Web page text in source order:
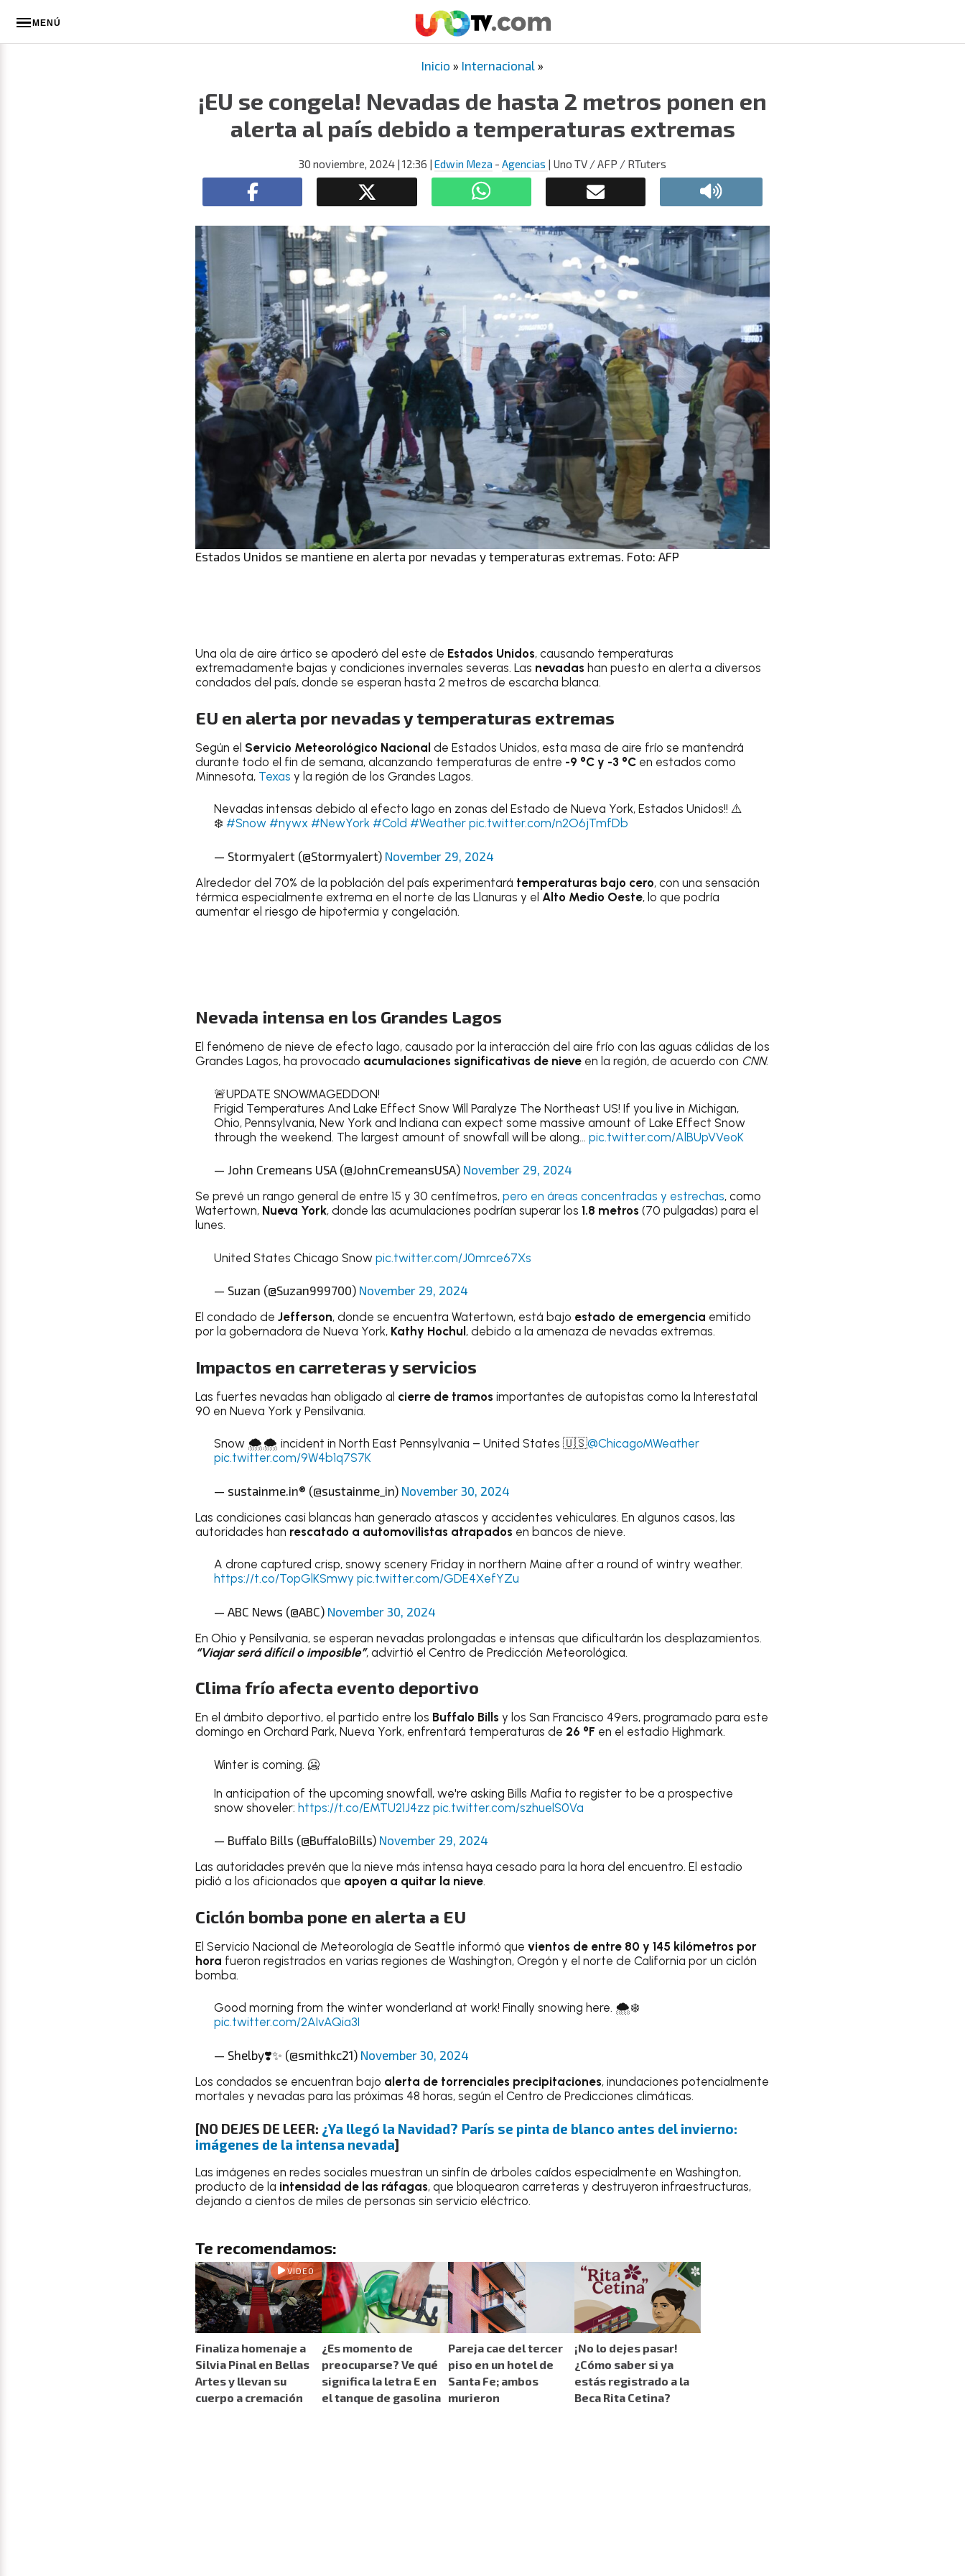
MENÚ
Inicio » Internacional »
¡EU se congela! Nevadas de hasta 2 metros ponen en
alerta al país debido a temperaturas extremas
30 noviembre, 2024 | 12:36 | Edwin Meza - Agencias | Uno TV / AFP / RTuters
Estados Unidos se mantiene en alerta por nevadas y temperaturas extremas. Foto: AFP
Una ola de aire ártico se apoderó del este de Estados Unidos, causando temperaturas
extremadamente bajas y condiciones invernales severas. Las nevadas han puesto en alerta a diversos
condados del país, donde se esperan hasta 2 metros de escarcha blanca.
EU en alerta por nevadas y temperaturas extremas
Según el Servicio Meteorológico Nacional de Estados Unidos, esta masa de aire frío se mantendrá
durante todo el fin de semana, alcanzando temperaturas de entre -9 °C y -3 °C en estados como
Minnesota, Texas y la región de los Grandes Lagos.
Nevadas intensas debido al efecto lago en zonas del Estado de Nueva York, Estados Unidos!! ⚠️
❄️ #Snow #nywx #NewYork #Cold #Weather pic.twitter.com/n2O6jTmfDb
— Stormyalert (@Stormyalert) November 29, 2024
Alrededor del 70% de la población del país experimentará temperaturas bajo cero, con una sensación
térmica especialmente extrema en el norte de las Llanuras y el Alto Medio Oeste, lo que podría
aumentar el riesgo de hipotermia y congelación.
Nevada intensa en los Grandes Lagos
El fenómeno de nieve de efecto lago, causado por la interacción del aire frío con las aguas cálidas de los
Grandes Lagos, ha provocado acumulaciones significativas de nieve en la región, de acuerdo con CNN.
🚨UPDATE SNOWMAGEDDON!
Frigid Temperatures And Lake Effect Snow Will Paralyze The Northeast US! If you live in Michigan,
Ohio, Pennsylvania, New York and Indiana can expect some massive amount of Lake Effect Snow
through the weekend. The largest amount of snowfall will be along… pic.twitter.com/AlBUpVVeoK
— John Cremeans USA (@JohnCremeansUSA) November 29, 2024
Se prevé un rango general de entre 15 y 30 centímetros, pero en áreas concentradas y estrechas, como
Watertown, Nueva York, donde las acumulaciones podrían superar los 1.8 metros (70 pulgadas) para el
lunes.
United States Chicago Snow pic.twitter.com/J0mrce67Xs
— Suzan (@Suzan999700) November 29, 2024
El condado de Jefferson, donde se encuentra Watertown, está bajo estado de emergencia emitido
por la gobernadora de Nueva York, Kathy Hochul , debido a la amenaza de nevadas extremas.
Impactos en carreteras y servicios
Las fuertes nevadas han obligado al cierre de tramos importantes de autopistas como la Interestatal
90 en Nueva York y Pensilvania.
Snow 🌨️🌨️ incident in North East Pennsylvania – United States 🇺🇸@ChicagoMWeather
pic.twitter.com/9W4b1q7S7K
— sustainme.in®️ (@sustainme_in) November 30, 2024
Las condiciones casi blancas han generado atascos y accidentes vehiculares. En algunos casos, las
autoridades han rescatado a automovilistas atrapados en bancos de nieve.
A drone captured crisp, snowy scenery Friday in northern Maine after a round of wintry weather.
https://t.co/TopGlKSmwy pic.twitter.com/GDE4XefYZu
— ABC News (@ABC) November 30, 2024
En Ohio y Pensilvania, se esperan nevadas prolongadas e intensas que dificultarán los desplazamientos.
“Viajar será difícil o imposible”, advirtió el Centro de Predicción Meteorológica.
Clima frío afecta evento deportivo
En el ámbito deportivo, el partido entre los Buffalo Bills y los San Francisco 49ers, programado para este
domingo en Orchard Park, Nueva York, enfrentará temperaturas de 26 °F en el estadio Highmark.
Winter is coming. 🥶
In anticipation of the upcoming snowfall, we're asking Bills Mafia to register to be a prospective
snow shoveler: https://t.co/EMTU21J4zz pic.twitter.com/szhuelS0Va
— Buffalo Bills (@BuffaloBills) November 29, 2024
Las autoridades prevén que la nieve más intensa haya cesado para la hora del encuentro. El estadio
pidió a los aficionados que apoyen a quitar la nieve.
Ciclón bomba pone en alerta a EU
El Servicio Nacional de Meteorología de Seattle informó que vientos de entre 80 y 145 kilómetros por
hora fueron registrados en varias regiones de Washington, Oregón y el norte de California por un ciclón
bomba.
Good morning from the winter wonderland at work! Finally snowing here. 🌨️❄️
pic.twitter.com/2AIvAQia3I
— Shelby❣️✨ (@smithkc21) November 30, 2024
Los condados se encuentran bajo alerta de torrenciales precipitaciones, inundaciones potencialmente
mortales y nevadas para las próximas 48 horas, según el Centro de Predicciones climáticas.
[NO DEJES DE LEER: ¿Ya llegó la Navidad? París se pinta de blanco antes del invierno:
imágenes de la intensa nevada]
Las imágenes en redes sociales muestran un sinfín de árboles caídos especialmente en Washington,
producto de la intensidad de las ráfagas, que bloquearon carreteras y destruyeron infraestructuras,
dejando a cientos de miles de personas sin servicio eléctrico.
Te recomendamos:
VIDEO
Finaliza homenaje a
Silvia Pinal en Bellas
Artes y llevan su
cuerpo a cremación
¿Es momento de
preocuparse? Ve qué
significa la letra E en
el tanque de gasolina
Pareja cae del tercer
piso en un hotel de
Santa Fe; ambos
murieron
¡No lo dejes pasar!
¿Cómo saber si ya
estás registrado a la
Beca Rita Cetina?